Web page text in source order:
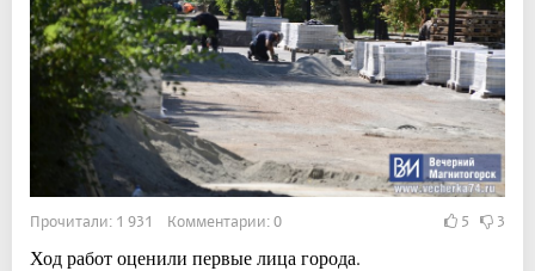
Прочитали: 1 931 Комментарии: 0 5 3
Ход работ оценили первые лица города.